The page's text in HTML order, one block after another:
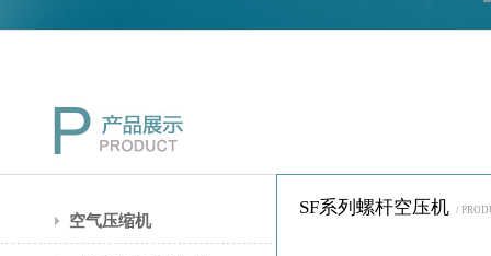
空气压缩机
SF系列螺杆空压机 /